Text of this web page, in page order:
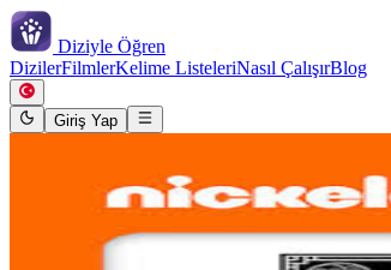
Diziyle Öğren
DizilerFilmlerKelime ListeleriNasıl ÇalışırBlog
Giriş Yap